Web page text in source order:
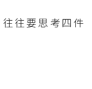
往要思考四件